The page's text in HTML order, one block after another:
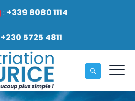
: +339 8080 1114
+230 5725 4811